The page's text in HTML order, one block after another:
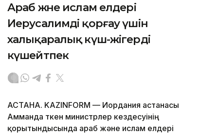
Араб және ислам елдері
Иерусалимді қорғау үшін
халықаралық күш-жігерді
күшейтпек
АСТАНА. KAZINFORM — Иордания астанасы
Амманда өткен министрлер кездесуінің
қорытындысында араб және ислам елдері